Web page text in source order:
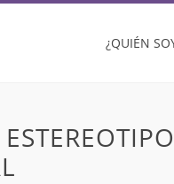
¿QUIÉN